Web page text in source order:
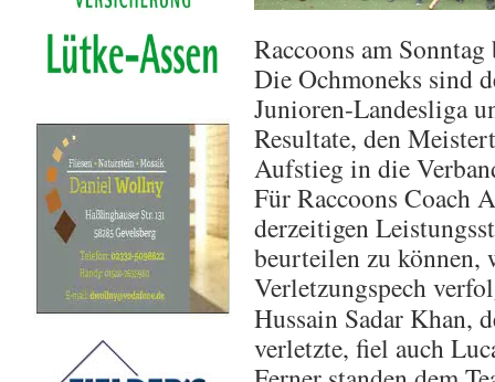
Raccoons am
Die Ochmoneks sind
Junioren-Landesliga
Resultate, den
Aufstieg in die
Für Raccoons Coach
derzeitigen
beurteilen zu können,
Verletzungspech
Hussain Sadar Khan,
verletzte, fiel auch